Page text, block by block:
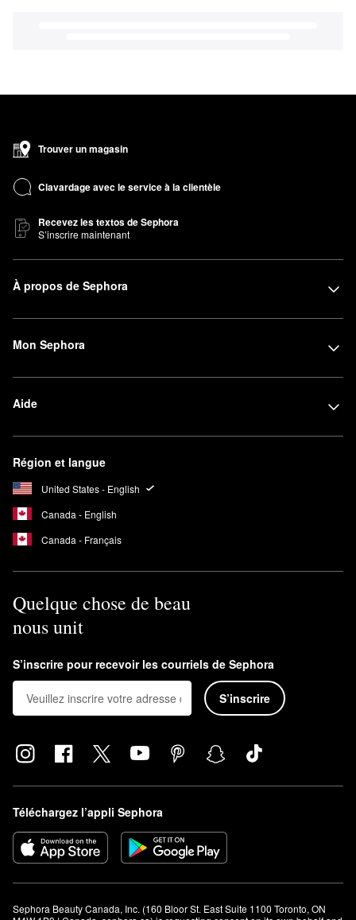
Trouver un magasin
Clavardage avec le service à la clientèle
Recevez les textos de Sephora
S’inscrire maintenant
À propos de Sephora
Mon Sephora
Aide
Région et langue
United States - English
Canada - English
Canada - Français
Quelque chose de beau
nous unit
S’inscrire pour recevoir les courriels de Sephora
S’inscrire
Téléchargez l’appli Sephora
Sephora Beauty Canada, Inc. (160 Bloor St. East Suite 1100 Toronto, ON